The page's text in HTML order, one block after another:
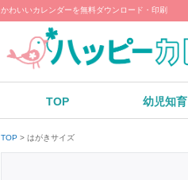
かわいいカレンダーを無料ダウンロード・印刷
TOP 幼児知育
TOP はがきサイズ